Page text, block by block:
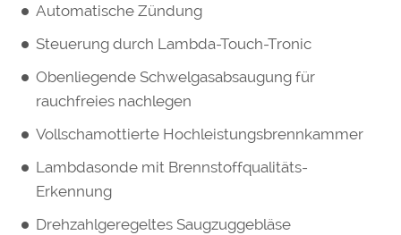
Automatische Zündung
Steuerung durch Lambda-Touch-Tronic
Obenliegende Schwelgasabsaugung für
rauchfreies nachlegen
Vollschamottierte Hochleistungsbrennkammer
Lambdasonde mit Brennstoffqualitäts-
Erkennung
Drehzahlgeregeltes Saugzuggebläse